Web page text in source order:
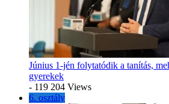
Június 1-jén folytatódik a tanítás,
gyerekek
- 119 204 Views
6. osztály